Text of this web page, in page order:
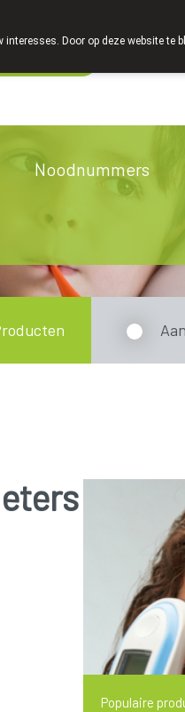
Noodnummers
Populaire
Door op deze website te